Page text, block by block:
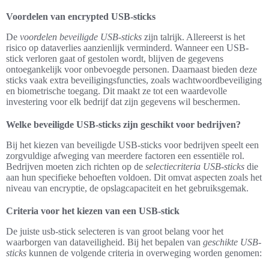
Voordelen van encrypted USB-sticks
De voordelen beveiligde USB-sticks zijn talrijk. Allereerst is het
risico op dataverlies aanzienlijk verminderd. Wanneer een USB-
stick verloren gaat of gestolen wordt, blijven de gegevens
ontoegankelijk voor onbevoegde personen. Daarnaast bieden deze
sticks vaak extra beveiligingsfuncties, zoals wachtwoordbeveiliging
en biometrische toegang. Dit maakt ze tot een waardevolle
investering voor elk bedrijf dat zijn gegevens wil beschermen.
Welke beveiligde USB-sticks zijn geschikt voor bedrijven?
Bij het kiezen van beveiligde USB-sticks voor bedrijven speelt een
zorgvuldige afweging van meerdere factoren een essentiële rol.
Bedrijven moeten zich richten op de selectiecriteria USB-sticks die
aan hun specifieke behoeften voldoen. Dit omvat aspecten zoals het
niveau van encryptie, de opslagcapaciteit en het gebruiksgemak.
Criteria voor het kiezen van een USB-stick
De juiste usb-stick selecteren is van groot belang voor het
waarborgen van dataveiligheid. Bij het bepalen van geschikte USB-
sticks kunnen de volgende criteria in overweging worden genomen: